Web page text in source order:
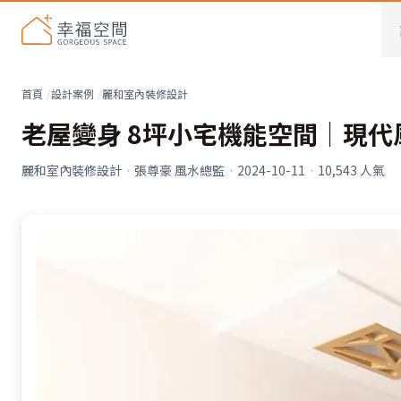
首頁 設計案例 麗和室內裝修設計
老屋變身 8坪小宅機能空間│現代
麗和室內裝修設計 · 張尊豪 風水總監 · 2024-10-11 · 10,543 人氣